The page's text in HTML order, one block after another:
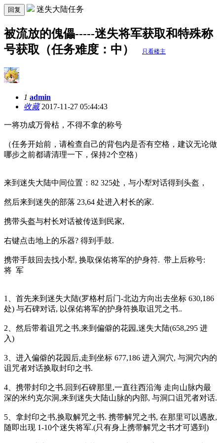
回复 迷失大陆任务
被流放的傀儡-----迷失将军获取和特殊称
号获取（任务难度：中）
只看楼主
1 admin
收藏2017-11-27 05:44:43
一将功成万骨枯，不得不拿的称号
（任务开始前，请检查自己的背包内是否有空格，建议无论做
哪步之前都请清理一下，保持2个空格）
来到迷失大陆中间位置：82 325处，与小犁对话得到头盔，
然后来到迷失的部落 23,64 处进入村长的家.
携带头盔与村长对话被传送到民家,
右键点击地上的乐器? 得到手鼓.
携带手鼓回去找小犁, 换取保佑将军的护身符. 带上后称号:
将 军
1、首先来到迷失大陆(罗格村后门-北边方向出去坐标 630,186
处) 与石碑对话, 以保佑将军的护身符换取诅咒之书..
2、然后带着诅咒之书,来到偏僻的花园,迷失大陆(658,295 进
入)
3、进入偏僻的花园后,走到坐标 677,186 进入洞穴, 与洞穴内的
诅咒者对话换取封印之书.
4、携带封印之书.回到石碑那里,一直往西沿海 走向山脉内最
深的米约克尔洞,来到迷失大陆山脉的内部, 与洞口诅咒者对话.
5、拿封印之书,换取解咒之书. 携带解咒之书, 在那里可以遇敌,
随即出现 1-10个迷失将军.(只有身上携带解咒之书才可遇到)